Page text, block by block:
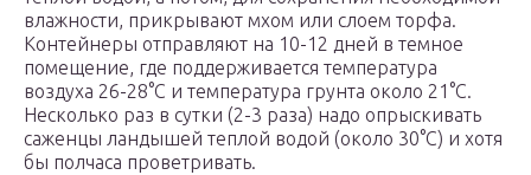
влажности, прикрывают мхом или слоем торфа.
Контейнеры отправляют на 10-12 дней в темное
помещение, где поддерживается температура
воздуха 26-28°C и температура грунта около 21°C.
Несколько раз в сутки (2-3 раза) надо опрыскивать
саженцы ландышей теплой водой (около 30°C) и хотя
бы полчаса проветривать.